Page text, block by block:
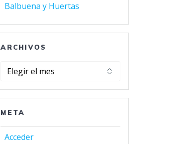
Balbuena y Huertas
ARCHIVOS
Archivos
META
Acceder